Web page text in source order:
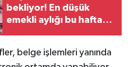
bekliyor! En düşük
emekli aylığı bu hafta
belge işlemleri yanında